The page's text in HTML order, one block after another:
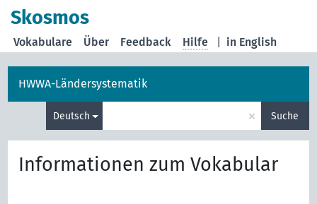
Skosmos
in English
Vokabulare Über Feedback Hilfe
HWWA-Ländersystematik
Deutsch × Suche
Informationen zum Vokabular